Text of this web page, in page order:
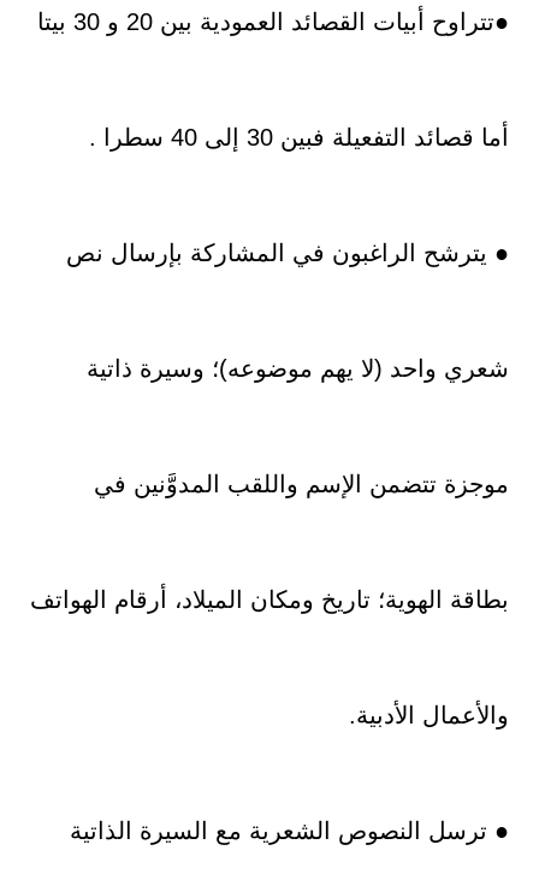
●تتراوح أبيات القصائد العمودية بين 20 و 30 بيتا
أما قصائد التفعيلة فبين 30 إلى 40 سطرا .
● يترشح الراغبون في المشاركة بإرسال نص
شعري واحد (لا يهم موضوعه)؛ وسيرة ذاتية
موجزة تتضمن الإسم واللقب المدوَّنين في
بطاقة الهوية؛ تاريخ ومكان الميلاد، أرقام الهواتف
والأعمال الأدبية.
● ترسل النصوص الشعرية مع السيرة الذاتية